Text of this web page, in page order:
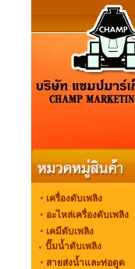
เครื่องดับเพลิง
อะไหล่เครื่องดับเพลิง
เคมีดับเพลิง
ปั๊มน้ำดับเพลิง
สายส่งน้ำและท่อดูด